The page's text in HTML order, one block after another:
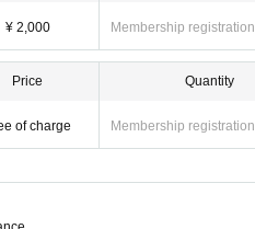
¥ 2,000 Membership
Price
of charge
Quantity
Membership